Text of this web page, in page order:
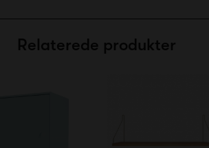
Relaterede produkter